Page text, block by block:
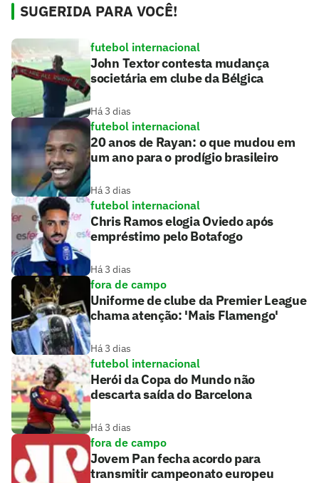
SUGERIDA PARA VOCÊ!
futebol internacional
John Textor contesta mudança
societária em clube da Bélgica
Há 3 dias
futebol internacional
20 anos de Rayan: o que mudou em
um ano para o prodígio brasileiro
Há 3 dias
futebol internacional
Chris Ramos elogia Oviedo após
empréstimo pelo Botafogo
Há 3 dias
fora de campo
Uniforme de clube da Premier League
chama atenção: 'Mais Flamengo'
Há 3 dias
futebol internacional
Herói da Copa do Mundo não
descarta saída do Barcelona
Há 3 dias
fora de campo
Jovem Pan fecha acordo para
transmitir campeonato europeu